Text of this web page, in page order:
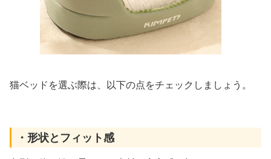
猫ベッドを選ぶ際は、以下の点をチェックしましょう。
・形状とフィット感